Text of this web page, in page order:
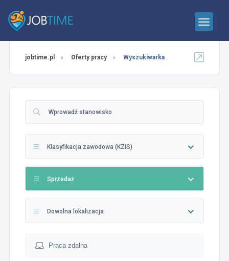
jobtime.pl Oferty pracy Wyszukiwarka
Klasyfikacja zawodowa (KZiS)
Sprzedaż
Dowolna lokalizacja
Praca zdalna